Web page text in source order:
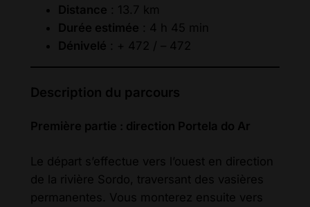
Distance : 13.7 km
Durée estimée : 4 h 45 min
Dénivelé : + 472 / – 472
Description du parcours
Première partie : direction Portela do Ar
Le départ s’effectue vers l’ouest en direction
de la rivière Sordo, traversant des vasières
permanentes. Vous monterez ensuite vers